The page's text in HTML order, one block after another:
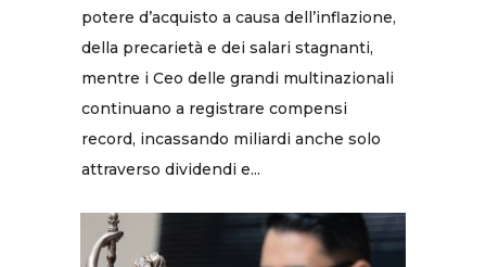
potere d’acquisto a causa dell’inflazione,
della precarietà e dei salari stagnanti,
mentre i Ceo delle grandi multinazionali
continuano a registrare compensi
record, incassando miliardi anche solo
attraverso dividendi e...